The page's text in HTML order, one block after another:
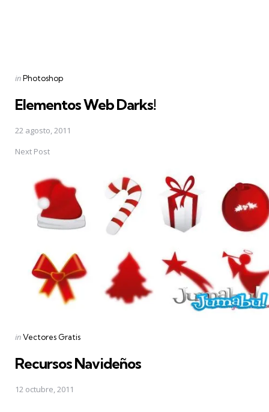
Posted
inPhotoshop
Elementos Web Darks!
22 agosto, 2011
Next Post
Posted
inVectores Gratis
Recursos Navideños
12 octubre, 2011